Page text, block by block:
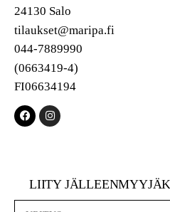
24130 Salo
tilaukset@maripa.fi
044-7889990
(0663419-4)
FI06634194
LIITY